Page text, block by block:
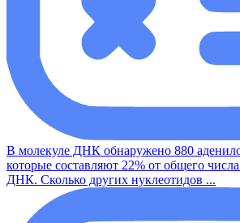
В молекуле ДНК обнаружено 880
которые составляют 22% от общего
ДНК. Сколько других нуклеотидов ...